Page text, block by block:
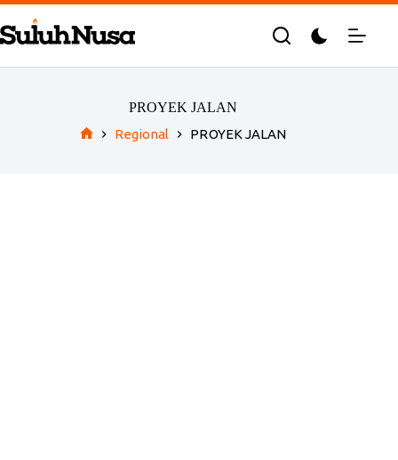
Skip
to
content
PROYEK JALAN
Regional PROYEK JALAN